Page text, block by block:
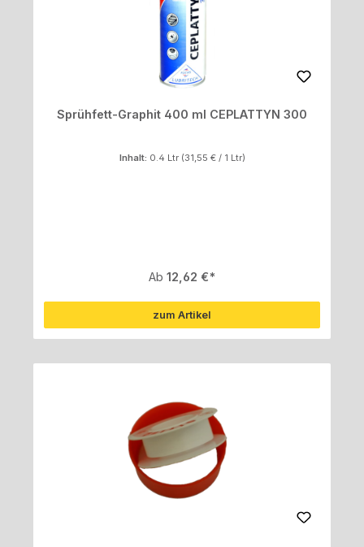
Sprühfett-Graphit 400 ml CEPLATTYN 300
Inhalt: 0.4 Ltr (31,55 € / 1 Ltr)
Regulärer Preis:
Ab 12,62 €
zum Artikel